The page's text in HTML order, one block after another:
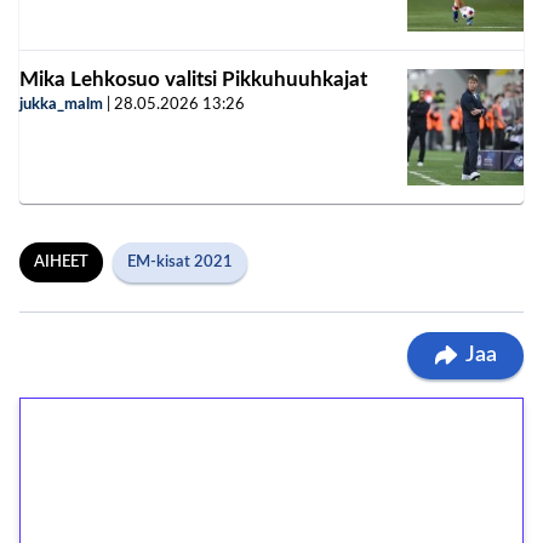
Mika Lehkosuo valitsi Pikkuhuuhkajat
jukka_malm 28.05.2026 13:26
AIHEET EM-kisat 2021
Jaa